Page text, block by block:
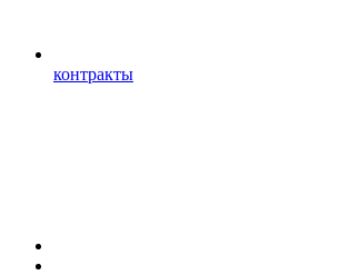
контракты